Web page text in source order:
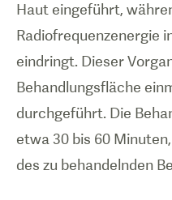
Haut eingeführt,
Radiofrequenzenergie
eindringt. Dieser
Behandlungsfläche
durchgeführt. Die
etwa 30 bis 60
des zu behandelnden